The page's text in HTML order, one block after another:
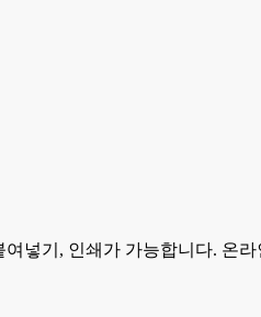
넣기, 인쇄가 가능합니다. 온